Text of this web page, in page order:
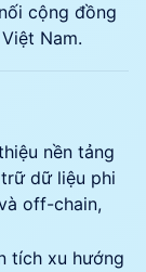
cộng đồng
Nam.
nền tảng
dữ liệu phi
off-chain,
tích xu hướng